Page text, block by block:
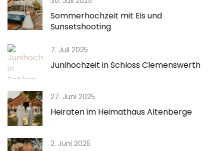
Sommerhochzeit mit Eis und
Sunsetshooting
7. Juli 2025
Junihochzeit in Schloss Clemenswerth
27. Juni 2025
Heiraten im Heimathaus Altenberge
2. Juni 2025